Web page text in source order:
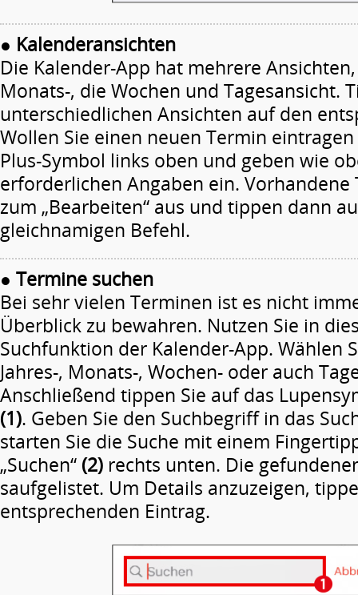
● Kalenderansichten
Die Kalender-App hat mehrere
Monats-, die Wochen und Tagesansicht.
unterschiedlichen Ansichten auf den
Wollen Sie einen neuen Termin
Plus-Symbol links oben und geben wie
erforderlichen Angaben ein. Vorhandene
zum „Bearbeiten“ aus und tippen dann
gleichnamigen Befehl.
● Termine suchen
Bei sehr vielen Terminen ist es nicht
Überblick zu bewahren. Nutzen Sie in
Suchfunktion der Kalender-App. Wählen
Jahres-, Monats-, Wochen- oder auch
Anschließend tippen Sie auf das
(1). Geben Sie den Suchbegriff in das
starten Sie die Suche mit einem
„Suchen“ (2) rechts unten. Die
saufgelistet. Um Details anzuzeigen,
entsprechenden Eintrag.